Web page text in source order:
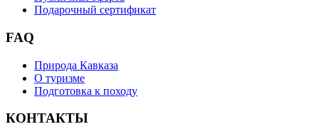
Подарочный сертификат
FAQ
Природа Кавказа
О туризме
Подготовка к походу
КОНТАКТЫ